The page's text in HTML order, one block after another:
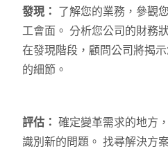
發現： 了解您的業務，參觀
工會面。 分析您公司的財務
在發現階段，顧問公司將揭
的細節。
評估： 確定變革需求的地方
識別新的問題。 找尋解決方